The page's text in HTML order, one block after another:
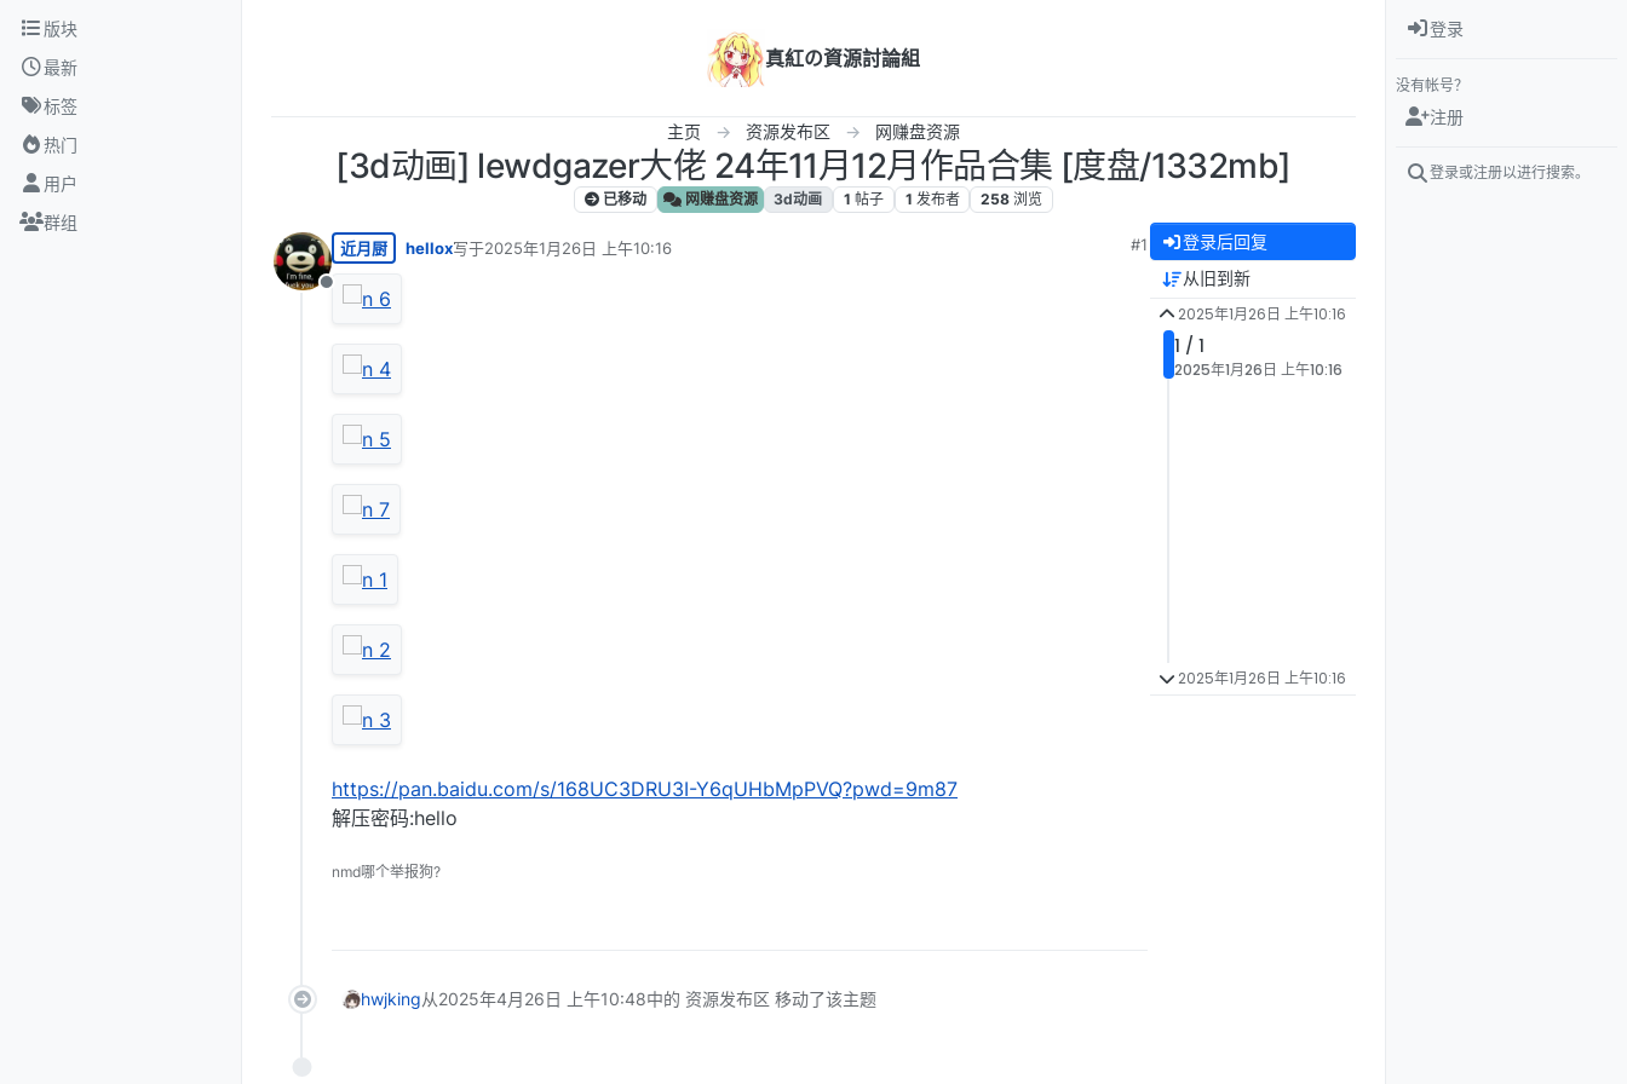
跳转至内容
版块
最新
标签
热门
用户
群组
真紅の資源討論組
主页 资源发布区 网赚盘资源
[3d动画] lewdgazer大佬 24年11月12月作品合集 [度盘/1332mb]
已移动 网赚盘资源 3d动画 1 帖子 1 发布者 258 浏览
离线
近月厨 hellox写于2025年1月26日 上午10:16
最后由 编辑
#1
https://pan.baidu.com/s/168UC3DRU3I-Y6qUHbMpPVQ?pwd=9m87
解压密码:hello
nmd哪个举报狗?
hwjking从2025年4月26日 上午10:48中的 资源发布区 移动了该主题
登录后回复
从旧到新
2025年1月26日 上午10:16
1 / 1
2025年1月26日 上午10:16
2025年1月26日 上午10:16
登录
没有帐号？
注册
登录或注册以进行搜索。